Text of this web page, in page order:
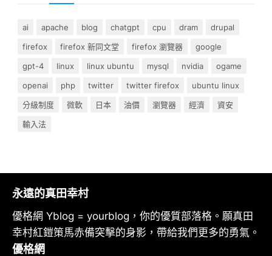
ai apache blog chatgpt cpu dram
drupal
firefox
firefox 新同文堂 firefox 瀏覽器
google
gpt-4
linux linux ubuntu mysql nvidia
ogame
openai
php twitter twitter firefox
ubuntu linux
分級制度
微軟 日本 油價 瀏覽器 經濟
資安
輸入法
永遠的真田幸村
優格網 Yblog = yourblog，你的優質部落格。願真田
幸村紅鎧策馬赤備突擊的身影，帶給我們更多的勇氣。
優格網